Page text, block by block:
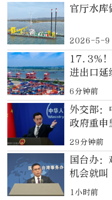
官厅水
2026-5-9
17.3%
进出口延
6分钟前
外交部：
政府重申
29分钟前
国台办：
机会就
1小时前